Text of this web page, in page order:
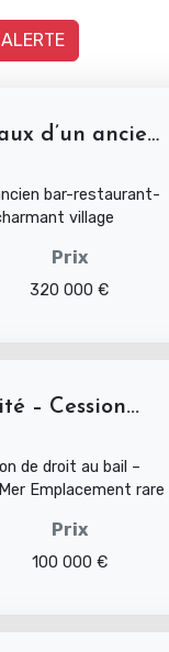
À vendre murs commerciaux d’un ancien...
bar-restaurant-
village
Prix
320 000 €
– Cession...
de droit au bail –
Emplacement rare
Prix
100 000 €